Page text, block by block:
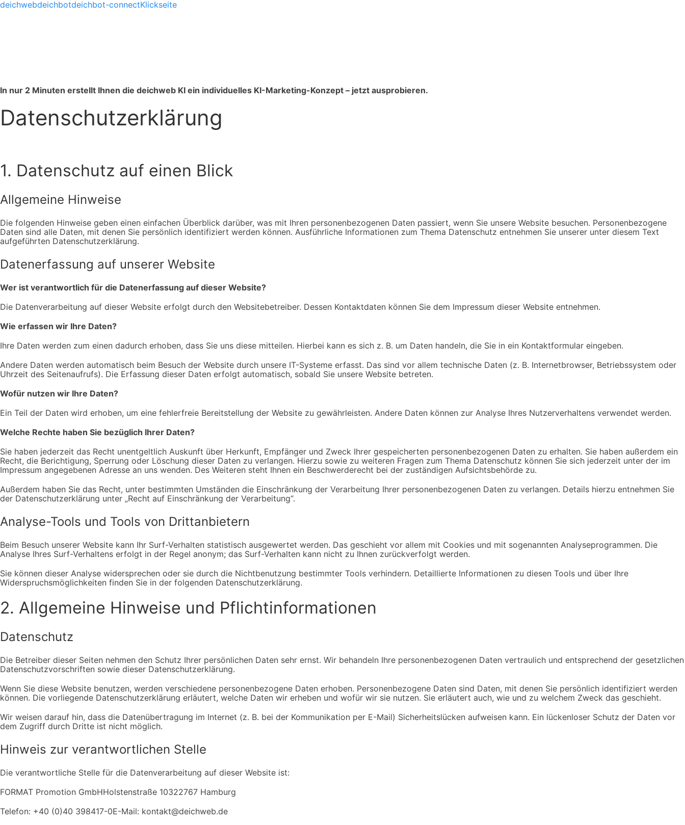
deichwebdeichbotdeichbot-connectKlickseite
In nur 2 Minuten erstellt Ihnen die deichweb KI ein individuelles KI-Marketing-Konzept – jetzt ausprobieren.
Datenschutz­erklärung
1. Datenschutz auf einen Blick
Allgemeine Hinweise
Die folgenden Hinweise geben einen einfachen Überblick darüber, was mit Ihren personenbezogenen Daten passiert, wenn Sie unsere Website besuchen. Personenbezogene
Daten sind alle Daten, mit denen Sie persönlich identifiziert werden können. Ausführliche Informationen zum Thema Datenschutz entnehmen Sie unserer unter diesem Text
aufgeführten Datenschutzerklärung.
Datenerfassung auf unserer Website
Wer ist verantwortlich für die Datenerfassung auf dieser Website?
Die Datenverarbeitung auf dieser Website erfolgt durch den Websitebetreiber. Dessen Kontaktdaten können Sie dem Impressum dieser Website entnehmen.
Wie erfassen wir Ihre Daten?
Ihre Daten werden zum einen dadurch erhoben, dass Sie uns diese mitteilen. Hierbei kann es sich z. B. um Daten handeln, die Sie in ein Kontaktformular eingeben.
Andere Daten werden automatisch beim Besuch der Website durch unsere IT-Systeme erfasst. Das sind vor allem technische Daten (z. B. Internetbrowser, Betriebssystem oder
Uhrzeit des Seitenaufrufs). Die Erfassung dieser Daten erfolgt automatisch, sobald Sie unsere Website betreten.
Wofür nutzen wir Ihre Daten?
Ein Teil der Daten wird erhoben, um eine fehlerfreie Bereitstellung der Website zu gewährleisten. Andere Daten können zur Analyse Ihres Nutzerverhaltens verwendet werden.
Welche Rechte haben Sie bezüglich Ihrer Daten?
Sie haben jederzeit das Recht unentgeltlich Auskunft über Herkunft, Empfänger und Zweck Ihrer gespeicherten personenbezogenen Daten zu erhalten. Sie haben außerdem ein
Recht, die Berichtigung, Sperrung oder Löschung dieser Daten zu verlangen. Hierzu sowie zu weiteren Fragen zum Thema Datenschutz können Sie sich jederzeit unter der im
Impressum angegebenen Adresse an uns wenden. Des Weiteren steht Ihnen ein Beschwerderecht bei der zuständigen Aufsichtsbehörde zu.
Außerdem haben Sie das Recht, unter bestimmten Umständen die Einschränkung der Verarbeitung Ihrer personenbezogenen Daten zu verlangen. Details hierzu entnehmen Sie
der Datenschutzerklärung unter „Recht auf Einschränkung der Verarbeitung“.
Analyse-Tools und Tools von Drittanbietern
Beim Besuch unserer Website kann Ihr Surf-Verhalten statistisch ausgewertet werden. Das geschieht vor allem mit Cookies und mit sogenannten Analyseprogrammen. Die
Analyse Ihres Surf-Verhaltens erfolgt in der Regel anonym; das Surf-Verhalten kann nicht zu Ihnen zurückverfolgt werden.
Sie können dieser Analyse widersprechen oder sie durch die Nichtbenutzung bestimmter Tools verhindern. Detaillierte Informationen zu diesen Tools und über Ihre
Widerspruchsmöglichkeiten finden Sie in der folgenden Datenschutzerklärung.
2. Allgemeine Hinweise und Pflicht­informationen
Datenschutz
Die Betreiber dieser Seiten nehmen den Schutz Ihrer persönlichen Daten sehr ernst. Wir behandeln Ihre personenbezogenen Daten vertraulich und entsprechend der gesetzlichen
Datenschutzvorschriften sowie dieser Datenschutzerklärung.
Wenn Sie diese Website benutzen, werden verschiedene personenbezogene Daten erhoben. Personenbezogene Daten sind Daten, mit denen Sie persönlich identifiziert werden
können. Die vorliegende Datenschutzerklärung erläutert, welche Daten wir erheben und wofür wir sie nutzen. Sie erläutert auch, wie und zu welchem Zweck das geschieht.
Wir weisen darauf hin, dass die Datenübertragung im Internet (z. B. bei der Kommunikation per E-Mail) Sicherheitslücken aufweisen kann. Ein lückenloser Schutz der Daten vor
dem Zugriff durch Dritte ist nicht möglich.
Hinweis zur verantwortlichen Stelle
Die verantwortliche Stelle für die Datenverarbeitung auf dieser Website ist:
FORMAT Promotion GmbHHolstenstraße 10322767 Hamburg
Telefon: +40 (0)40 398417-0E-Mail: kontakt@deichweb.de